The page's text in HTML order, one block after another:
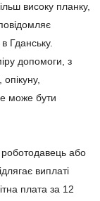
високу планку,
Гданську.
допомоги, з
може бути
або
виплаті
плата за 12